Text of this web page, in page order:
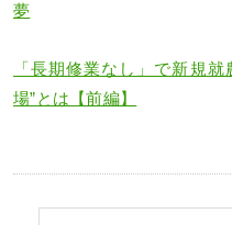
夢
「長期修業なし」で新規
場”とは【前編】